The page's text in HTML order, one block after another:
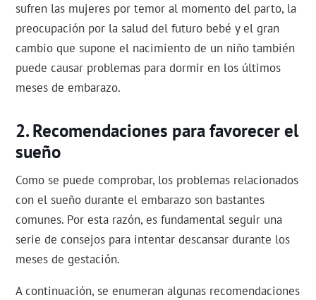
sufren las mujeres por temor al momento del parto, la
preocupación por la salud del futuro bebé y el gran
cambio que supone el nacimiento de un niño también
puede causar problemas para dormir en los últimos
meses de embarazo.
Recomendaciones para favorecer el
sueño
Como se puede comprobar, los problemas relacionados
con el sueño durante el embarazo son bastantes
comunes. Por esta razón, es fundamental seguir una
serie de consejos para intentar descansar durante los
meses de gestación.
A continuación, se enumeran algunas recomendaciones